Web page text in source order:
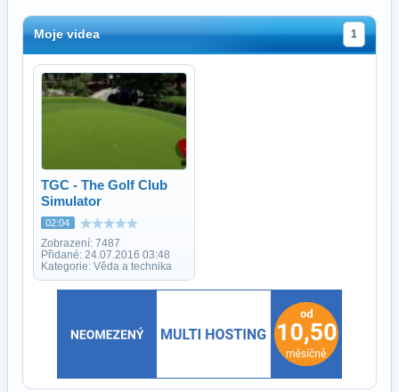
Moje videa 1
TGC - The Golf Club
Simulator
02:04
Zobrazení: 7487
Přidané: 24.07.2016 03:48
Kategorie: Věda a technika